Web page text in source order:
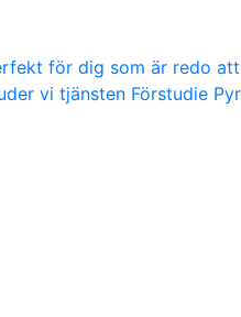
för dig som är redo
vi tjänsten Förstudie